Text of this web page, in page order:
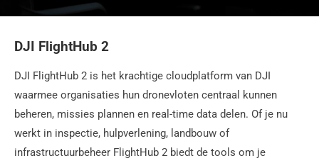
DJI FlightHub 2
DJI FlightHub 2 is het krachtige cloudplatform van DJI
waarmee organisaties hun dronevloten centraal kunnen
beheren, missies plannen en real-time data delen. Of je nu
werkt in inspectie, hulpverlening, landbouw of
infrastructuurbeheer FlightHub 2 biedt de tools om je